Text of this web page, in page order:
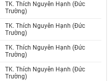
TK. Thích Nguyên Hạnh (Đức
Trường)
TK. Thích Nguyên Hạnh (Đức
Trường)
TK. Thích Nguyên Hạnh (Đức
Trường)
TK. Thích Nguyên Hạnh (Đức
Trường)